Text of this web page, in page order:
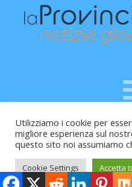
Raffaele Vitali - via
Cod.Fisc
Trib.Fermo n.04/
Utilizziamo i cookie per
migliore esperienza sul
questo sito noi assumiamo
Cookie Settings Accetta